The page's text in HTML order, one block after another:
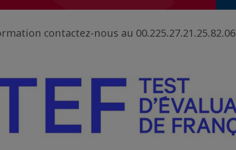
contactez-nous au 00.225.27.21.25.82.06